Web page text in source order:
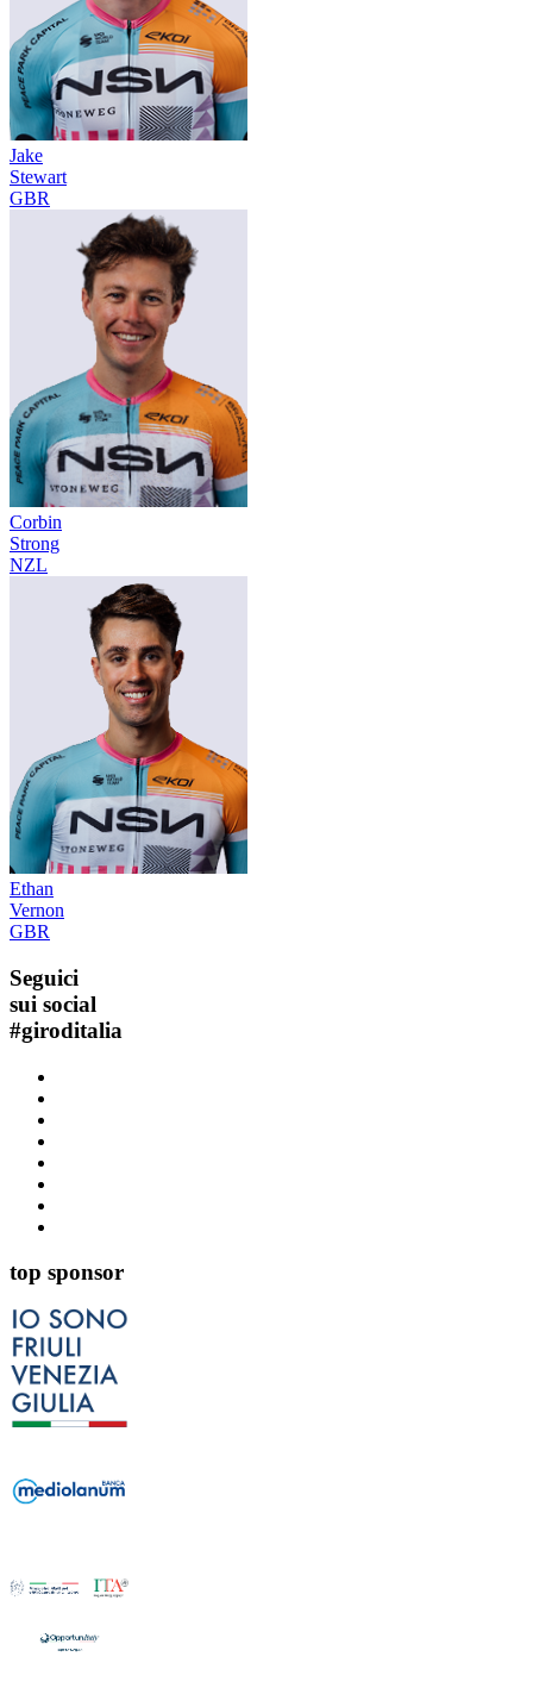
Jake
Stewart
GBR
Corbin
Strong
NZL
Ethan
Vernon
GBR
Seguici
sui social
#giroditalia
top sponsor